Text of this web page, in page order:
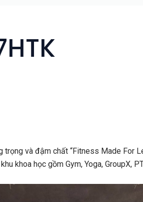
trọng và đậm chất “Fitness Made For
khoa học gồm Gym, Yoga, GroupX,